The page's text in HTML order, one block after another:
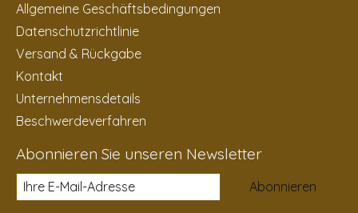
Allgemeine Geschäftsbedingungen
Datenschutzrichtlinie
Versand & Rückgabe
Kontakt
Unternehmensdetails
Beschwerdeverfahren
Abonnieren Sie unseren Newsletter
Abonnieren